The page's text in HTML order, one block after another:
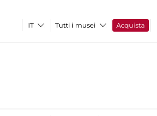
Tutti i musei Acquista